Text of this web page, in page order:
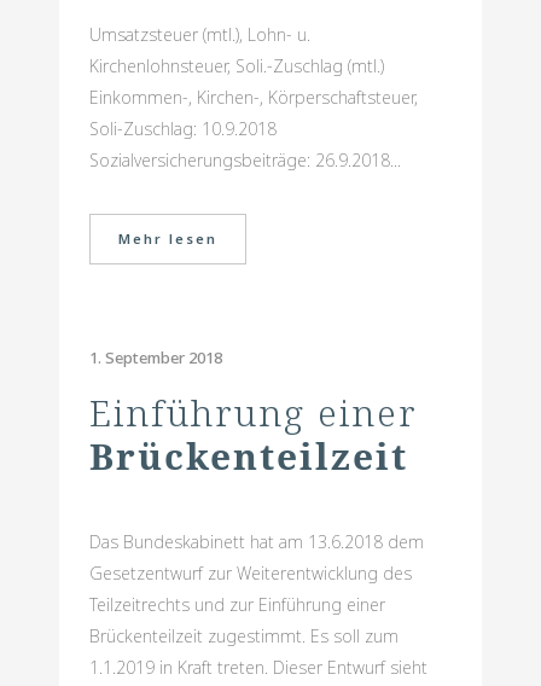
Umsatzsteuer (mtl.), Lohn- u.
Kirchenlohnsteuer, Soli.-Zuschlag (mtl.)
Einkommen-, Kirchen-, Körperschaftsteuer,
Soli-Zuschlag: 10.9.2018
Sozialversicherungsbeiträge: 26.9.2018...
Mehr lesen
1. September 2018
Einführung einer
Brückenteilzeit
Das Bundeskabinett hat am 13.6.2018 dem
Gesetzentwurf zur Weiterentwicklung des
Teilzeitrechts und zur Einführung einer
Brückenteilzeit zugestimmt. Es soll zum
1.1.2019 in Kraft treten. Dieser Entwurf sieht